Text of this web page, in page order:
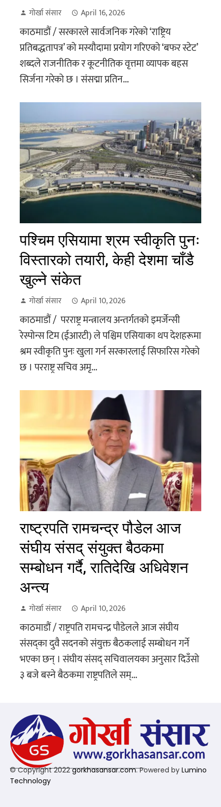
गोर्खा संसार April 16, 2026
काठमाडौं / सरकारले सार्वजनिक गरेको ‘राष्ट्रिय
प्रतिबद्धतापत्र’ को मस्यौदामा प्रयोग गरिएको ‘बफर स्टेट’
शब्दले राजनीतिक र कूटनीतिक वृत्तमा व्यापक बहस
सिर्जना गरेको छ । संसद्मा प्रतिन...
पश्चिम एसियामा श्रम स्वीकृति पुनः
विस्तारको तयारी, केही देशमा चाँडै
खुल्ने संकेत
गोर्खा संसार April 10, 2026
काठमाडौं / परराष्ट्र मन्त्रालय अन्तर्गतको इमर्जेन्सी
रेस्पोन्स टिम (ईआरटी) ले पश्चिम एसियाका थप देशहरूमा
श्रम स्वीकृति पुनः खुला गर्न सरकारलाई सिफारिस गरेको
छ । परराष्ट्र सचिव अमृ...
राष्ट्रपति रामचन्द्र पौडेल आज
संघीय संसद् संयुक्त बैठकमा
सम्बोधन गर्दै, रातिदेखि अधिवेशन
अन्त्य
गोर्खा संसार April 10, 2026
काठमाडौं / राष्ट्रपति रामचन्द्र पौडेलले आज संघीय
संसद्का दुवै सदनको संयुक्त बैठकलाई सम्बोधन गर्ने
भएका छन् । संघीय संसद् सचिवालयका अनुसार दिउँसो
३ बजे बस्ने बैठकमा राष्ट्रपतिले सम्...
© Copyright 2022gorkhasansar.com. Powered by Lumino
Technology